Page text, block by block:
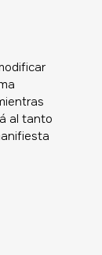
al tanto